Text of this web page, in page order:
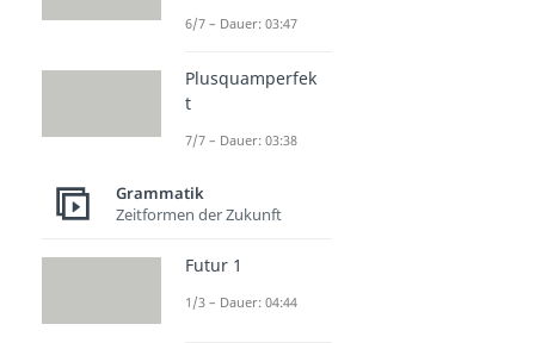
6/7 – Dauer: 03:47
Plusquamperfek
t
7/7 – Dauer: 03:38
Grammatik
Zeitformen der Zukunft
Futur 1
1/3 – Dauer: 04:44